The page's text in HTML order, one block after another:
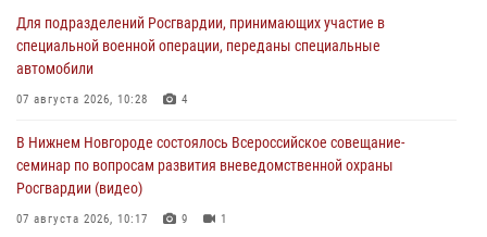
Для подразделений Росгвардии, принимающих участие в
специальной военной операции, переданы специальные
автомобили
07 августа 2026, 10:28 4
В Нижнем Новгороде состоялось Всероссийское совещание-
семинар по вопросам развития вневедомственной охраны
Росгвардии (видео)
07 августа 2026, 10:17 9 1